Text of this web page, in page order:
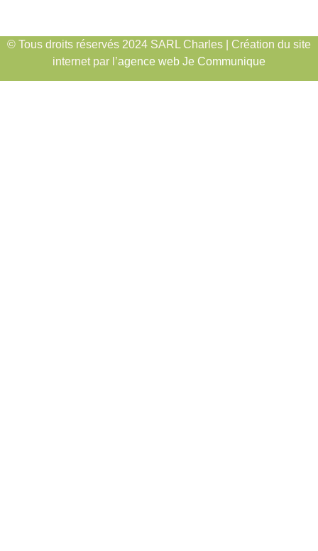
© Tous droits réservés 2024 SARL Charles | Création du site
internet par l’agence web Je Communique